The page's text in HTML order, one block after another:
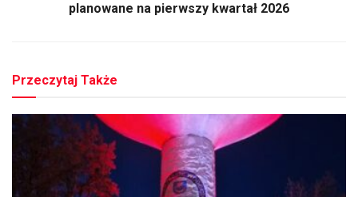
planowane na pierwszy kwartał 2026
Przeczytaj Także